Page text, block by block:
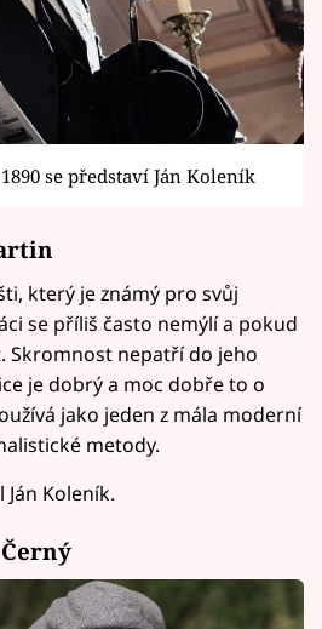
se představí Ján Koleník
který je známý pro svůj
se příliš často nemýlí a pokud
Skromnost nepatří do jeho
je dobrý a moc dobře to o
jako jeden z mála moderní
metody.
Koleník.